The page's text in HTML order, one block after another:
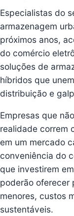
Especialistas do
armazenagem
próximos anos,
do comércio
soluções de
híbridos que
distribuição e
Empresas que
realidade correm
em um mercado
conveniência do
que investirem
poderão oferecer
menores, custos
sustentáveis.